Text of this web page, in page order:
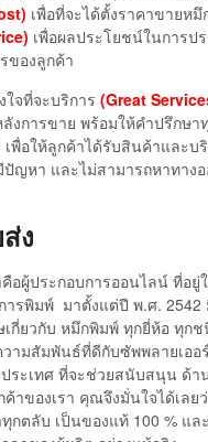
เพื่อที่จะได้ตั้งราคาขายห
เพื่อผลประโยชน์ในการป
ของลูกค้า
ใจที่จะบริการ (Great
งการขาย พร้อมให้คำปรึกษาทุ
เพื่อให้ลูกค้าได้รับสินค้าและบ
ปัญหา และไม่สามารถหาทางอ
ง
คือผู้ประกอบการออนไลน์ ที่อยู่
ารพิมพ์ มาตั้งแต่ปี พ.ศ. 2542
เกี่ยวกับ หมึกพิมพ์ ทุกยี่ห้อ ทุก
วามสัมพันธ์ที่ดีกับซัพพลายเออ
ระเทศ ที่จะช่วยสนับสนุน ด้
าของเรา คุณจึงมั่นใจได้เลย
ทุกตลับ เป็นของแท้ 100 % แ